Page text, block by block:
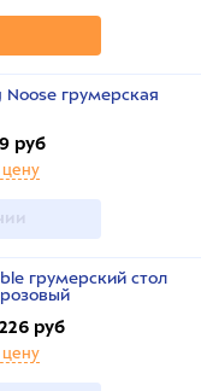
Noose грумерская
руб
цену
грумерский стол
руб
цену